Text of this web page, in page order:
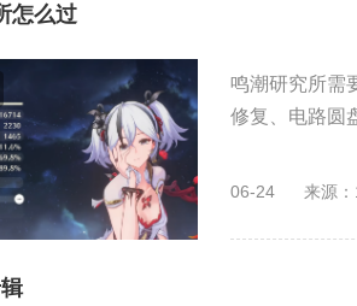
怎么过
鸣潮研究所需
修复、电路圆
06-24 来源